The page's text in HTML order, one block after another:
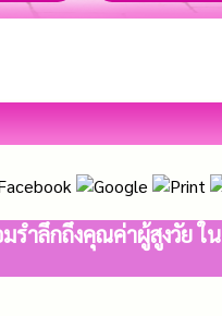
รำลึกถึงคุณค่าผู้สูงวัย ใน